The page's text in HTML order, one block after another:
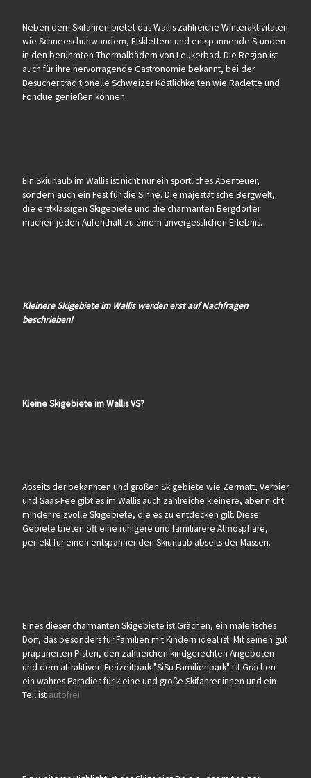
Neben dem Skifahren bietet das Wallis zahlreiche Winteraktivitäten
wie Schneeschuhwandern, Eisklettern und entspannende Stunden
in den berühmten Thermalbädern von Leukerbad. Die Region ist
auch für ihre hervorragende Gastronomie bekannt, bei der
Besucher traditionelle Schweizer Köstlichkeiten wie Raclette und
Fondue genießen können.
Ein Skiurlaub im Wallis ist nicht nur ein sportliches Abenteuer,
sondern auch ein Fest für die Sinne. Die majestätische Bergwelt,
die erstklassigen Skigebiete und die charmanten Bergdörfer
machen jeden Aufenthalt zu einem unvergesslichen Erlebnis.
Kleinere Skigebiete im Wallis werden erst auf Nachfragen
beschrieben!
Kleine Skigebiete im Wallis VS?
Abseits der bekannten und großen Skigebiete wie Zermatt, Verbier
und Saas-Fee gibt es im Wallis auch zahlreiche kleinere, aber nicht
minder reizvolle Skigebiete, die es zu entdecken gilt. Diese
Gebiete bieten oft eine ruhigere und familiärere Atmosphäre,
perfekt für einen entspannenden Skiurlaub abseits der Massen.
Eines dieser charmanten Skigebiete ist Grächen, ein malerisches
Dorf, das besonders für Familien mit Kindern ideal ist. Mit seinen gut
präparierten Pisten, den zahlreichen kindgerechten Angeboten
und dem attraktiven Freizeitpark "SiSu Familienpark" ist Grächen
ein wahres Paradies für kleine und große Skifahrer:innen und ein
Teil ist autofrei